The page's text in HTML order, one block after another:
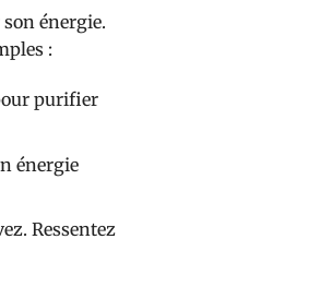
énergie.
:
purifier
énergie
Ressentez